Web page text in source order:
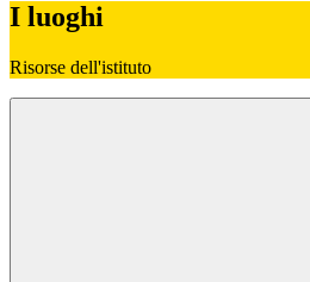
I luoghi
Risorse dell'istituto